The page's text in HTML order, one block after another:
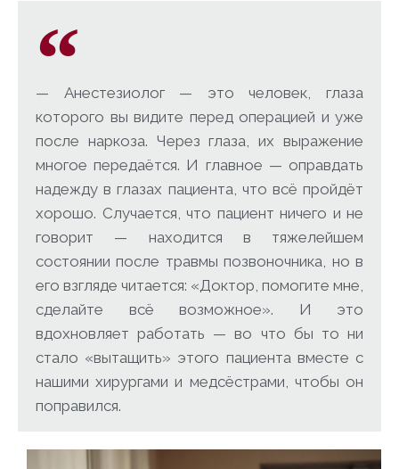
— Анестезиолог — это человек, глаза
которого вы видите перед операцией и уже
после наркоза. Через глаза, их выражение
многое передаётся. И главное — оправдать
надежду в глазах пациента, что всё пройдёт
хорошо. Случается, что пациент ничего и не
говорит — находится в тяжелейшем
состоянии после травмы позвоночника, но в
его взгляде читается: «Доктор, помогите мне,
сделайте всё возможное». И это
вдохновляет работать — во что бы то ни
стало «вытащить» этого пациента вместе с
нашими хирургами и медсёстрами, чтобы он
поправился.